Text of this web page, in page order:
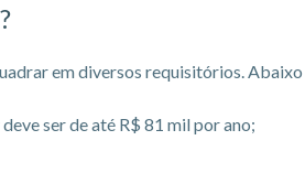
em diversos requisitórios.
ser de até R$ 81 mil por ano;